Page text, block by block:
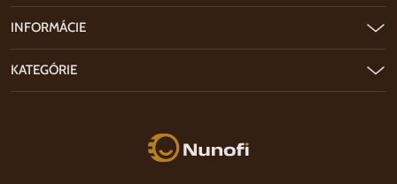
Nunofi.sk
INFORMÁCIE
KATEGÓRIE